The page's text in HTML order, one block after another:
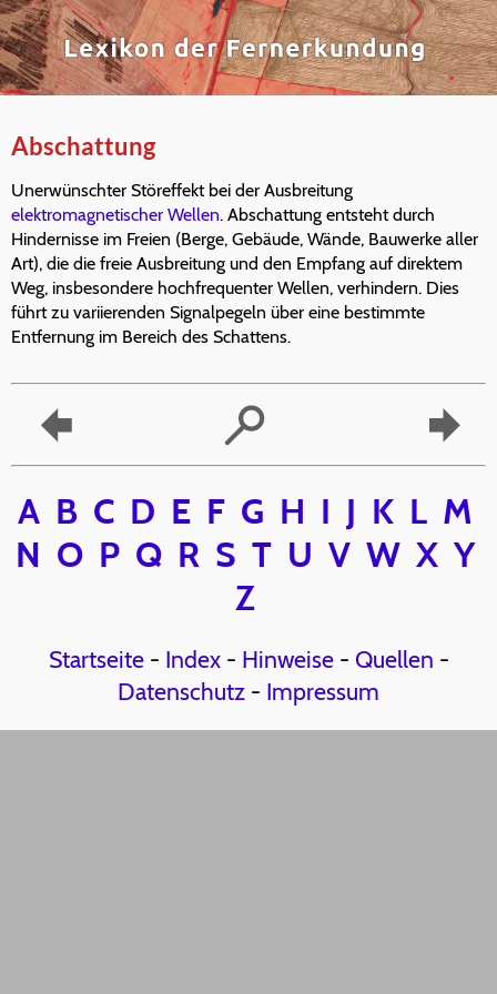
Abschattung
Unerwünschter Störeffekt bei der Ausbreitung
elektromagnetischer Wellen. Abschattung entsteht durch
Hindernisse im Freien (Berge, Gebäude, Wände, Bauwerke aller
Art), die die freie Ausbreitung und den Empfang auf direktem
Weg, insbesondere hochfrequenter Wellen, verhindern. Dies
führt zu variierenden Signalpegeln über eine bestimmte
Entfernung im Bereich des Schattens.
A B C D E F G H I J K L M
N O P Q R S T U V W X Y
Z
Startseite- Index- Hinweise- Quellen -
Datenschutz - Impressum